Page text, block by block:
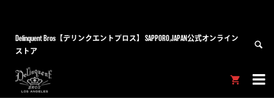
Delinquent Bros【デリンクエントブロス】 SAPPORO,JAPAN公式オンライン
ストア

